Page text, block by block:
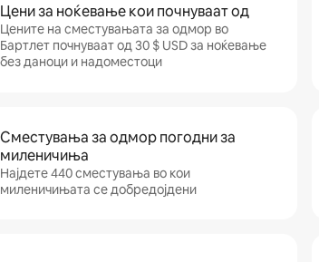
Цени за ноќевање кои почнуваат од
Цените на сместувањата за одмор во
Бартлет почнуваат од 30 $ USD за ноќевање
без даноци и надоместоци
Сместувања за одмор погодни за
миленичиња
Најдете 440 сместувања во кои
миленичињата се добредојдени